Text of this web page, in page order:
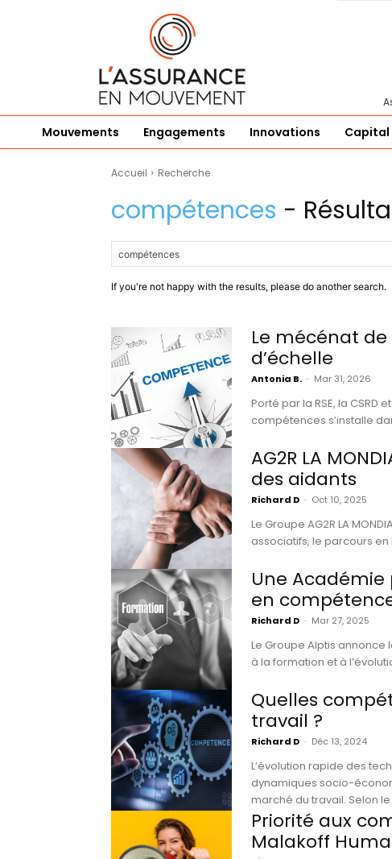
Mouvements Engagements Innovations Capital
Accueil Recherche
compétences -
If you're not happy with the results, please do another search.
Le mécénat
d’échelle
Antonia B. - Mar 31, 2026
Porté par la RSE, la
compétences s’installe
AG2R LA
des aidants
Richard D - Oct 10, 2025
Le Groupe AG2R LA
associatifs, le parcours
Une
en
Richard D - Mar 27, 2025
Le Groupe Alptis annonce
à la formation et à
Quelles
travail ?
Richard D - Déc 13, 2024
L’évolution rapide des
dynamiques socio-
marché du
Priorité aux
Malakoff